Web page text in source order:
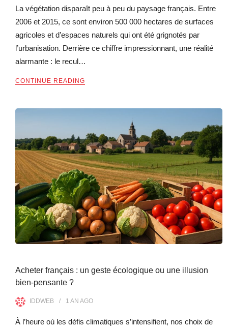
La végétation disparaît peu à peu du paysage français. Entre
2006 et 2015, ce sont environ 500 000 hectares de surfaces
agricoles et d’espaces naturels qui ont été grignotés par
l’urbanisation. Derrière ce chiffre impressionnant, une réalité
alarmante : le recul…
CONTINUE READING
Acheter français : un geste écologique ou une illusion
bien-pensante ?
IDDWEB 1 AN AGO
À l’heure où les défis climatiques s’intensifient, nos choix de